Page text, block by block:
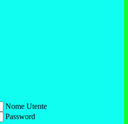
Nome Utente
Password